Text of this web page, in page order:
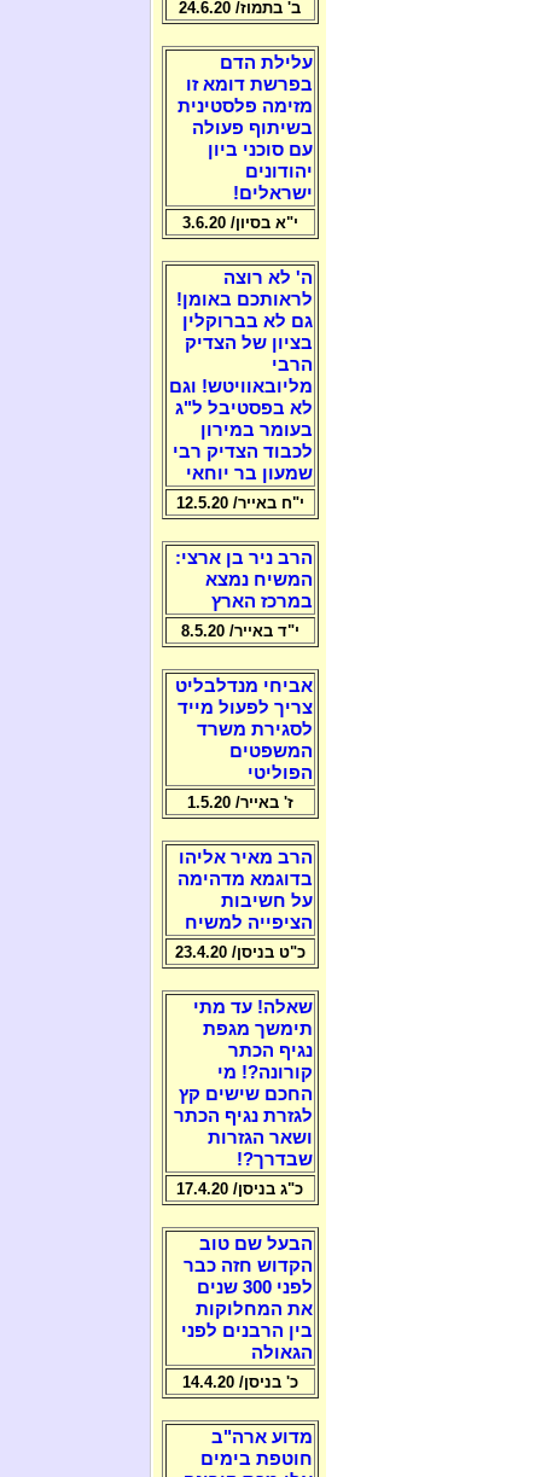
ב' בתמוז/ 24.6.20
עלילת הדם
בפרשת דומא זו
מזימה פלסטינית
בשיתוף פעולה
עם סוכני ביון
יהודונים
ישראלים!
י"א בסיון/ 3.6.20
ה' לא רוצה
לראותכם באומן!
גם לא בברוקלין
בציון של הצדיק
הרבי
מליובאוויטש! וגם
לא בפסטיבל ל"ג
בעומר במירון
לכבוד הצדיק רבי
שמעון בר יוחאי
י"ח באייר/ 12.5.20
הרב ניר בן ארצי:
המשיח נמצא
במרכז הארץ
י"ד באייר/ 8.5.20
אביחי מנדלבליט
צריך לפעול מייד
לסגירת משרד
המשפטים
הפוליטי
ז' באייר/ 1.5.20
הרב מאיר אליהו
בדוגמא מדהימה
על חשיבות
הציפייה למשיח
כ"ט בניסן/ 23.4.20
שאלה! עד מתי
תימשך מגפת
נגיף הכתר
קורונה?! מי
החכם שישים קץ
לגזרת נגיף הכתר
ושאר הגזרות
שבדרך?!
כ"ג בניסן/ 17.4.20
הבעל שם טוב
הקדוש חזה כבר
לפני 300 שנים
את המחלוקות
בין הרבנים לפני
הגאולה
כ' בניסן/ 14.4.20
מדוע ארה"ב
חוטפת בימים